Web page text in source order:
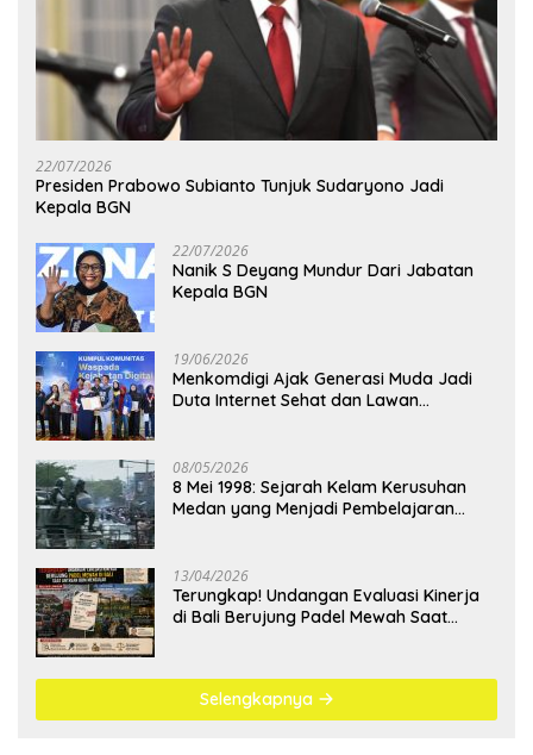
22/07/2026
Presiden Prabowo Subianto Tunjuk Sudaryono Jadi
Kepala BGN
22/07/2026
Nanik S Deyang Mundur Dari Jabatan
Kepala BGN
19/06/2026
Menkomdigi Ajak Generasi Muda Jadi
Duta Internet Sehat dan Lawan
08/05/2026
8 Mei 1998: Sejarah Kelam Kerusuhan
Medan yang Menjadi Pembelajaran
13/04/2026
Terungkap! Undangan Evaluasi Kinerja
di Bali Berujung Padel Mewah Saat
Selengkapnya